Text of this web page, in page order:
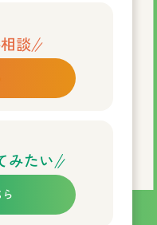
談
みたい